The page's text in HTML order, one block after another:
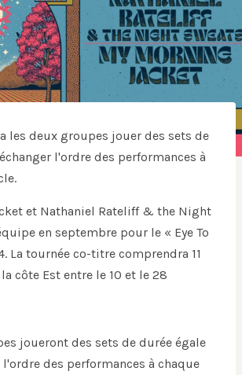
les deux groupes jouer des sets de
l'ordre des performances à
et Nathaniel Rateliff & the Night
en septembre pour le « Eye To
La tournée co-titre comprendra 11
côte Est entre le 10 et le 28
joueront des sets de durée égale
des performances à chaque